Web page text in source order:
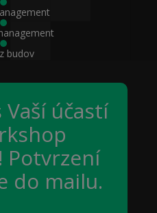
budov
účastí
Potvrzení
do mailu.